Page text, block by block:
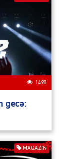
1498
gecə:
MAQAZIN